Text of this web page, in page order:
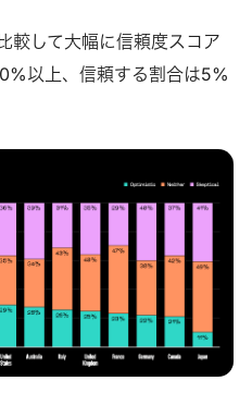
較して大幅に信頼度スコア
以上、信頼する割合は5%